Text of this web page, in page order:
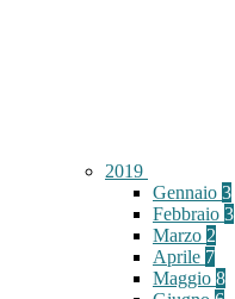
2019
Gennaio 3
Febbraio 3
Marzo 2
Aprile 7
Maggio 8